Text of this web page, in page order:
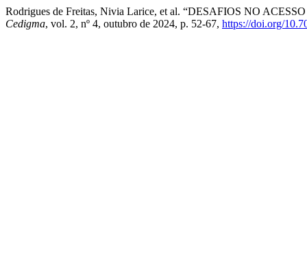
Rodrigues de Freitas, Nivia Larice, et al. “DESAFIOS NO
Cedigma, vol. 2, nº 4, outubro de 2024, p. 52-67, https://doi.org/